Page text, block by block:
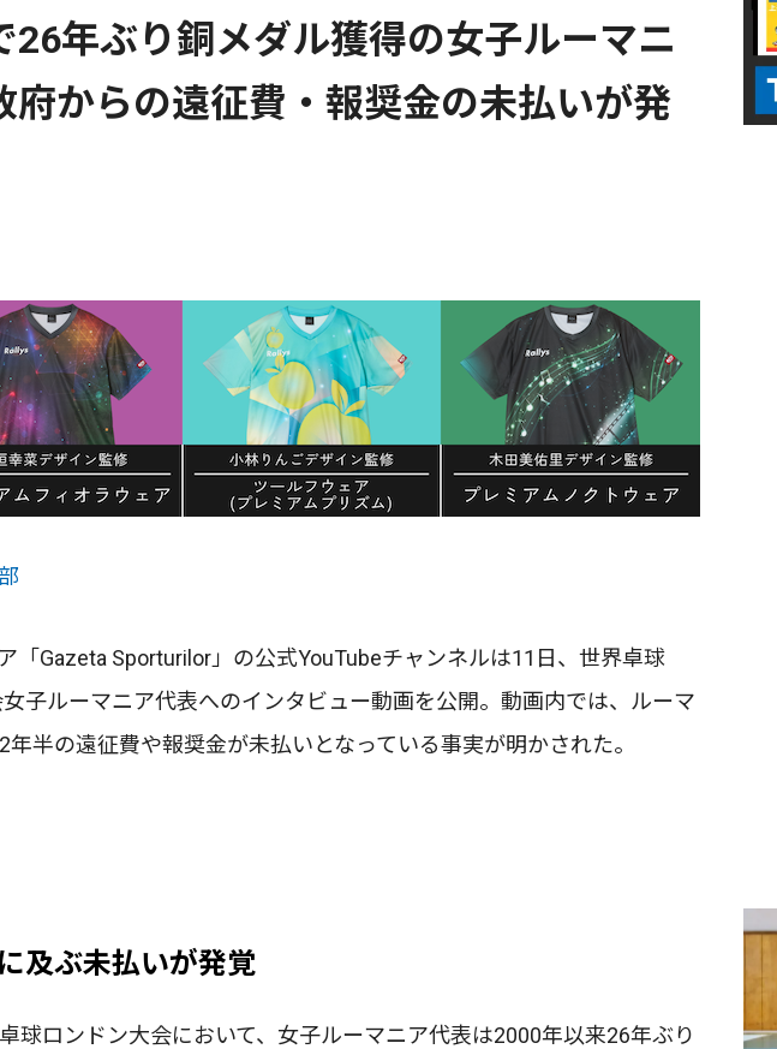
26年ぶり銅メダル獲得の女子ルーマニ
からの遠征費・報奨金の未払いが発
「Gazeta Sporturilor」の公式YouTubeチャンネルは11日、世界卓球
子ルーマニア代表へのインタビュー動画を公開。動画内では、ルーマ
半の遠征費や報奨金が未払いとなっている事実が明かされた。
及ぶ未払いが発覚
球ロンドン大会において、女子ルーマニア代表は2000年以来26年ぶり